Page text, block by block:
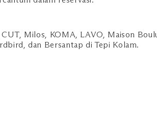
Milos, KOMA, LAVO, Maison
dan Bersantap di Tepi Kolam.